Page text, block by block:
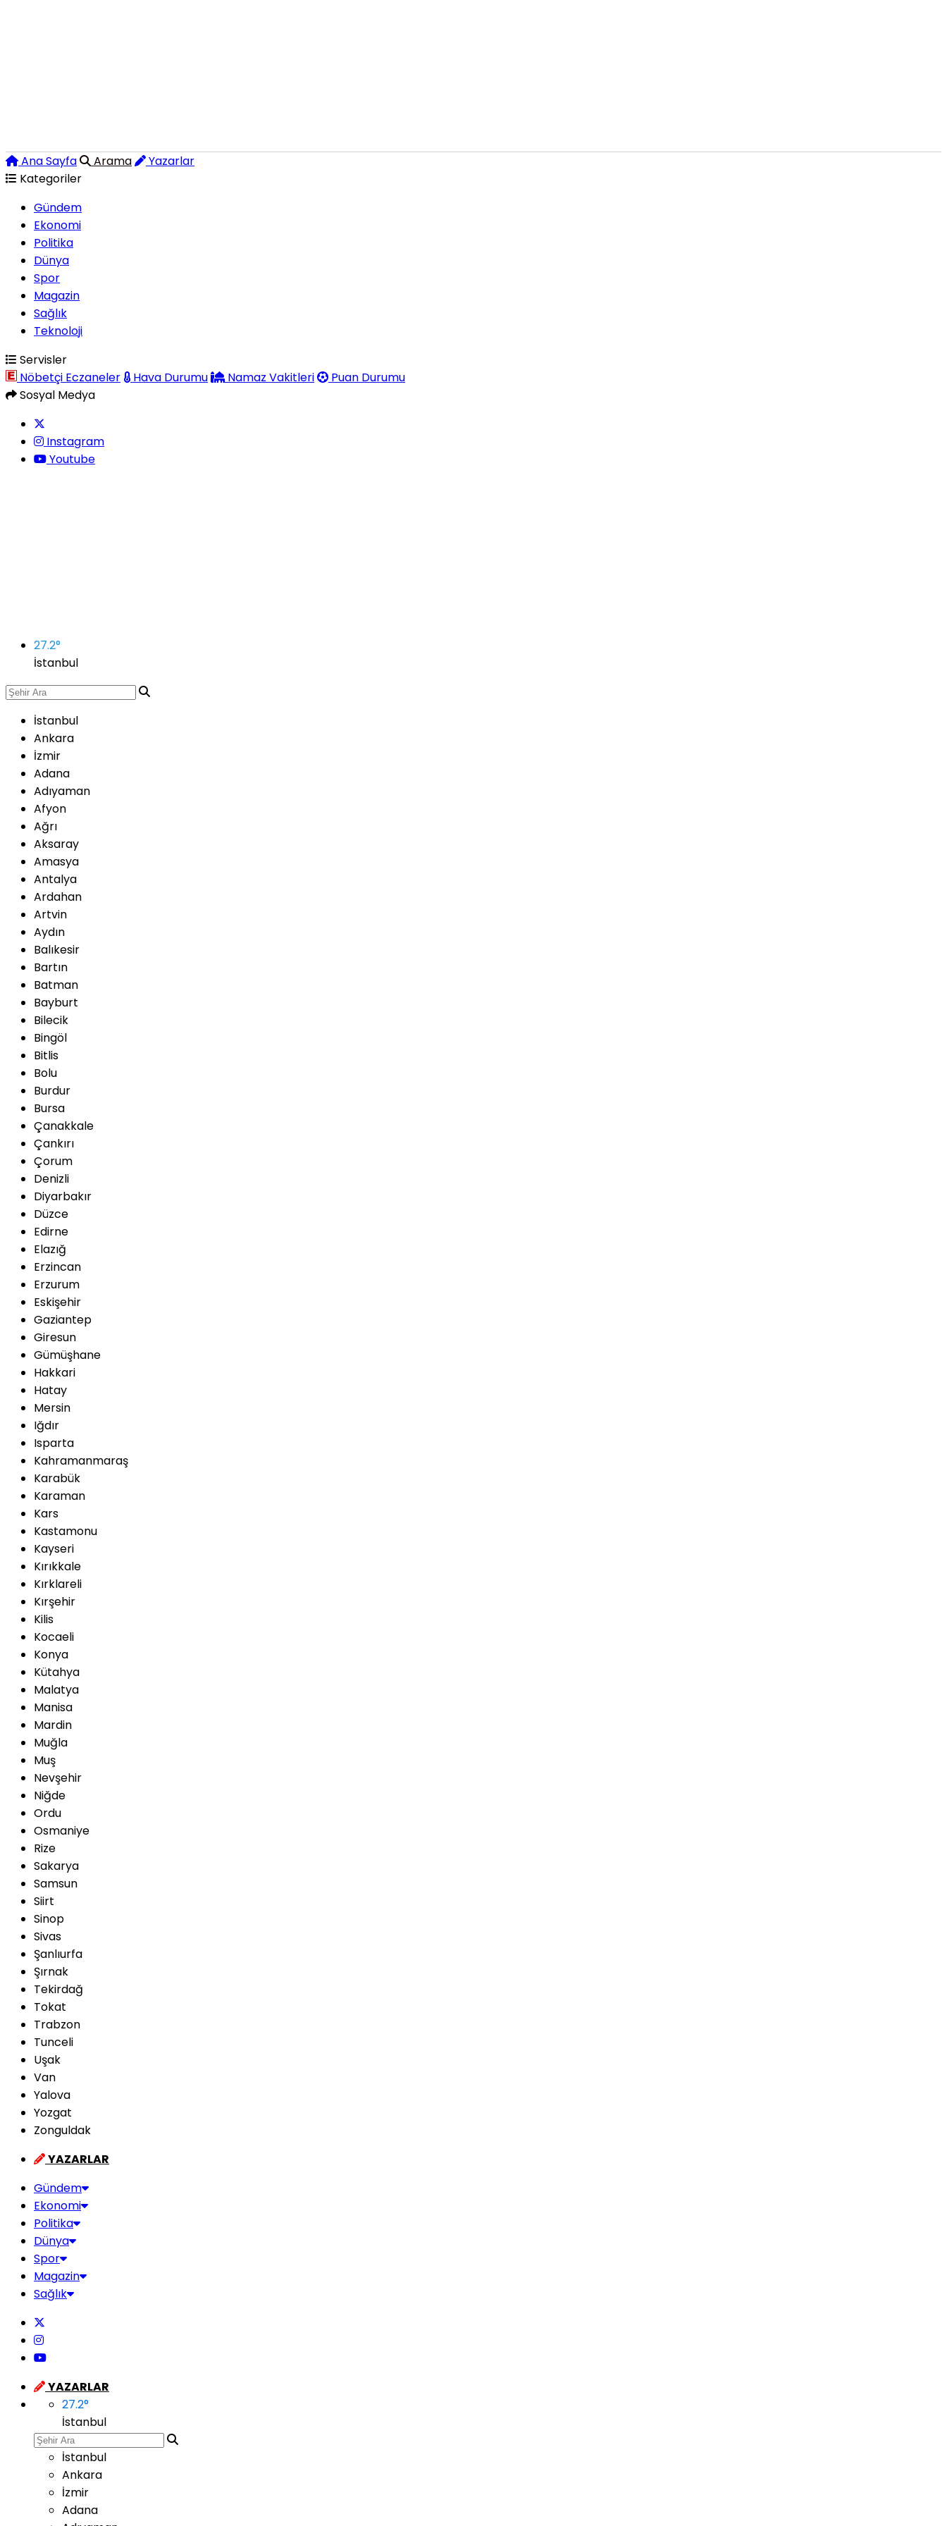
Ana Sayfa Arama
Yazarlar
Kategoriler
Gündem
Ekonomi
Politika
Dünya
Spor
Magazin
Sağlık
Teknoloji
Servisler
Nöbetçi Eczaneler
Hava Durumu Namaz Vakitleri
Puan Durumu
Sosyal Medya
Instagram
Youtube
27.2°
İstanbul
İstanbul
Ankara
İzmir
Adana
Adıyaman
Afyon
Ağrı
Aksaray
Amasya
Antalya
Ardahan
Artvin
Aydın
Balıkesir
Bartın
Batman
Bayburt
Bilecik
Bingöl
Bitlis
Bolu
Burdur
Bursa
Çanakkale
Çankırı
Çorum
Denizli
Diyarbakır
Düzce
Edirne
Elazığ
Erzincan
Erzurum
Eskişehir
Gaziantep
Giresun
Gümüşhane
Hakkari
Hatay
Mersin
Iğdır
Isparta
Kahramanmaraş
Karabük
Karaman
Kars
Kastamonu
Kayseri
Kırıkkale
Kırklareli
Kırşehir
Kilis
Kocaeli
Konya
Kütahya
Malatya
Manisa
Mardin
Muğla
Muş
Nevşehir
Niğde
Ordu
Osmaniye
Rize
Sakarya
Samsun
Siirt
Sinop
Sivas
Şanlıurfa
Şırnak
Tekirdağ
Tokat
Trabzon
Tunceli
Uşak
Van
Yalova
Yozgat
Zonguldak
YAZARLAR
Gündem
Ekonomi
Politika
Dünya
Spor
Magazin
Sağlık
YAZARLAR
27.2°
İstanbul
İstanbul
Ankara
İzmir
Adana